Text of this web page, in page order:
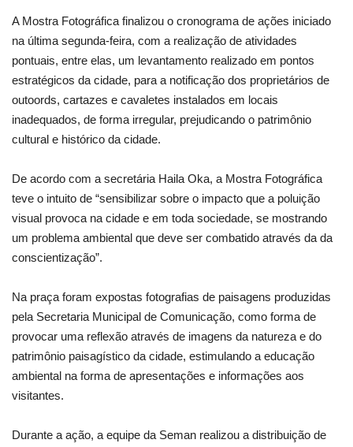
A Mostra Fotográfica finalizou o cronograma de ações iniciado
na última segunda-feira, com a realização de atividades
pontuais, entre elas, um levantamento realizado em pontos
estratégicos da cidade, para a notificação dos proprietários de
outoords, cartazes e cavaletes instalados em locais
inadequados, de forma irregular, prejudicando o patrimônio
cultural e histórico da cidade.
De acordo com a secretária Haila Oka, a Mostra Fotográfica
teve o intuito de “sensibilizar sobre o impacto que a poluição
visual provoca na cidade e em toda sociedade, se mostrando
um problema ambiental que deve ser combatido através da da
conscientização”.
Na praça foram expostas fotografias de paisagens produzidas
pela Secretaria Municipal de Comunicação, como forma de
provocar uma reflexão através de imagens da natureza e do
patrimônio paisagístico da cidade, estimulando a educação
ambiental na forma de apresentações e informações aos
visitantes.
Durante a ação, a equipe da Seman realizou a distribuição de